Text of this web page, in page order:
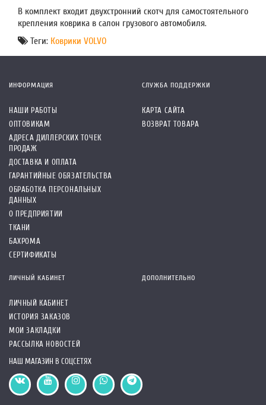
В комплект входит двухстронний скотч для самостоятельного
крепления коврика в салон грузового автомобиля.
Теги: Коврики VOLVO
ИНФОРМАЦИЯ
НАШИ РАБОТЫ
ОПТОВИКАМ
АДРЕСА ДИЛЛЕРСКИХ ТОЧЕК
ПРОДАЖ
ДОСТАВКА И ОПЛАТА
ГАРАНТИЙНЫЕ ОБЯЗАТЕЛЬСТВА
ОБРАБОТКА ПЕРСОНАЛЬНЫХ
ДАННЫХ
О ПРЕДПРИЯТИИ
ТКАНИ
БАХРОМА
СЕРТИФИКАТЫ
СЛУЖБА ПОДДЕРЖКИ
КАРТА САЙТА
ВОЗВРАТ ТОВАРА
ЛИЧНЫЙ КАБИНЕТ
ЛИЧНЫЙ КАБИНЕТ
ИСТОРИЯ ЗАКАЗОВ
МОИ ЗАКЛАДКИ
РАССЫЛКА НОВОСТЕЙ
ДОПОЛНИТЕЛЬНО
НАШ МАГАЗИН В СОЦСЕТЯХ